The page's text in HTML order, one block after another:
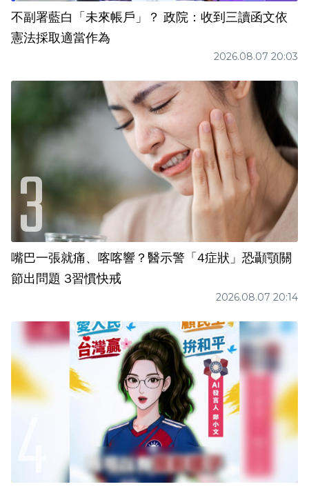
不副署藍白「未來帳戶」？ 政院：收到三讀函文依
憲法採取適當作為
2026.08.07 20:03
嘴巴一張就痛、喀喀響？醫示警「4症狀」恐顳顎關
節出問題 3習慣快戒
2026.08.07 20:14